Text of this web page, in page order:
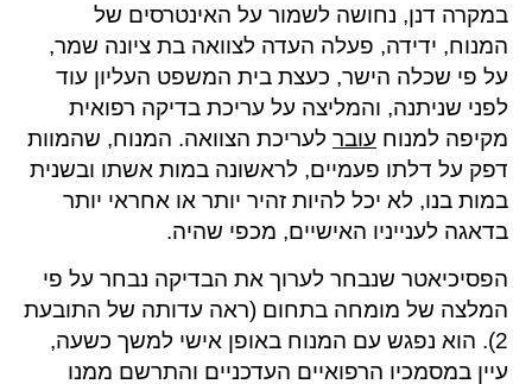
במקרה דנן, נחושה לשמור על האינטרסים של
המנוח, ידידה, פעלה העדה לצוואה בת ציונה שמר,
על פי שכלה הישר, כעצת בית המשפט העליון עוד
לפני שניתנה, והמליצה על עריכת בדיקה רפואית
מקיפה למנוח עובר לעריכת הצוואה. המנוח, שהמוות
דפק על דלתו פעמיים, לראשונה במות אשתו ובשנית
במות בנו, לא יכל להיות זהיר יותר או אחראי יותר
בדאגה לענייניו האישיים, מכפי שהיה.
הפסיכיאטר שנבחר לערוך את הבדיקה נבחר על פי
המלצה של מומחה בתחום (ראה עדותה של התובעת
2). הוא נפגש עם המנוח באופן אישי למשך כשעה,
עיין במסמכיו הרפואיים העדכניים והתרשם ממנו